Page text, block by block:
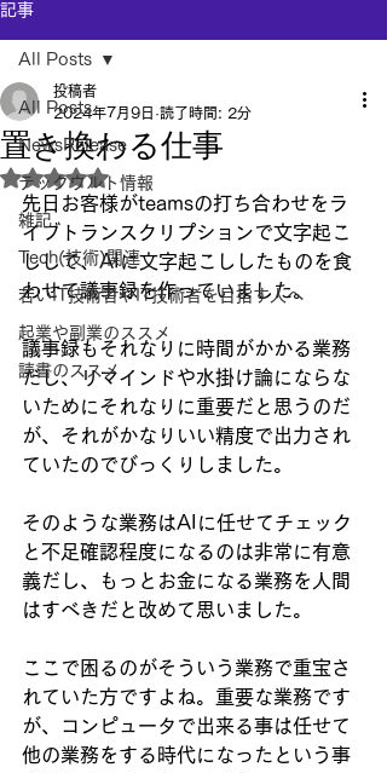
記事
All Posts
NewsRelease
テックウルト情報
雑記
Tech(技術)関連
若いIT技術者やIT技術者を目指す人へ
起業や副業のススメ
読書のススメ
All Posts
置き換わる仕事
投稿者
2024年7月9日 読了時間: 2分
5つ星のうちNaNと評価されています。
先日お客様がteamsの打ち合わせをラ
イブトランスクリプションで文字起こ
しして、AIに文字起こししたものを食
わせて議事録を作っていました。
議事録もそれなりに時間がかかる業務
だし、リマインドや水掛け論にならな
いためにそれなりに重要だと思うのだ
が、それがかなりいい精度で出力され
ていたのでびっくりしました。
そのような業務はAIに任せてチェック
と不足確認程度になるのは非常に有意
義だし、もっとお金になる業務を人間
はすべきだと改めて思いました。
ここで困るのがそういう業務で重宝さ
れていた方ですよね。重要な業務です
が、コンピュータで出来る事は任せて
他の業務をする時代になったという事